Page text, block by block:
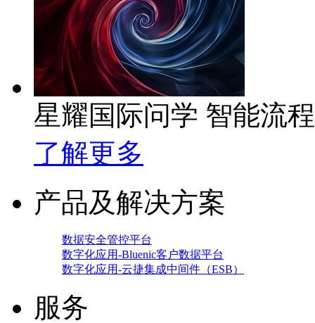
星耀国际问学 智能流
了解更多
产品及解决方案
数据安全管控平台
数字化应用-Bluenic客户数据平台
数字化应用-云捷集成中间件（ESB）
服务